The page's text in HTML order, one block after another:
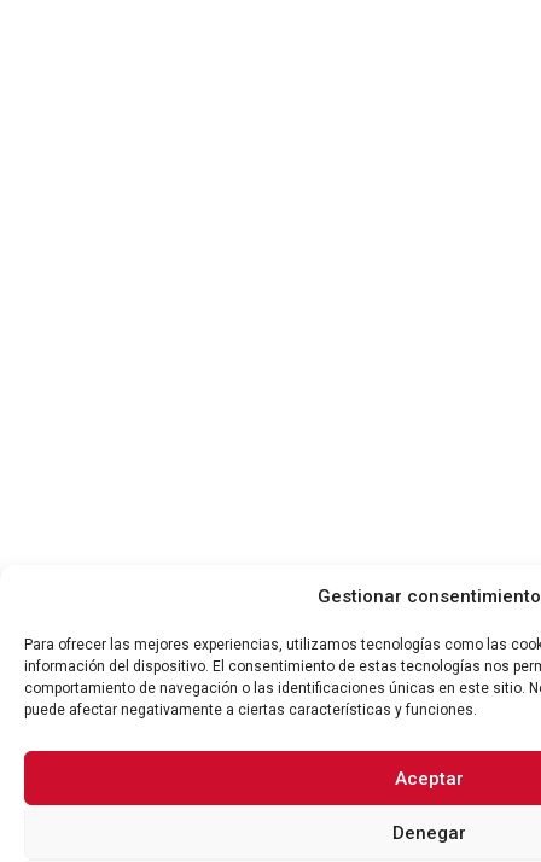
Gestionar consentimiento
Para ofrecer las mejores experiencias, utilizamos tecnologías como las
información del dispositivo. El consentimiento de estas tecnologías nos
comportamiento de navegación o las identificaciones únicas en este sitio.
puede afectar negativamente a ciertas características y funciones.
Aceptar
Denegar